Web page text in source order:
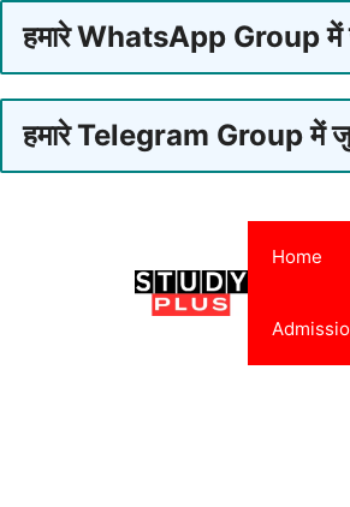
हमारे WhatsApp Group
हमारे Telegram Group में
Home